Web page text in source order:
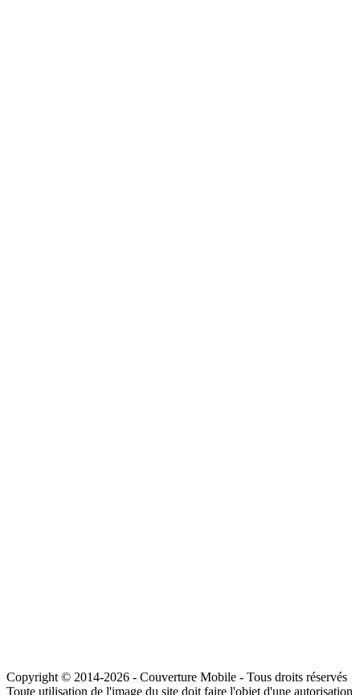
Copyright © 2014-2026 - Couverture Mobile - Tous droits réservés
Toute utilisation de l'image du site doit faire l'objet d'une autorisation